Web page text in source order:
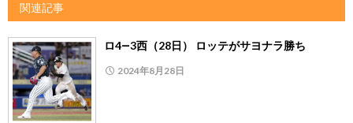
関連記事
ロ4―3西（28日） ロッテがサヨナラ勝ち
2024年8月28日